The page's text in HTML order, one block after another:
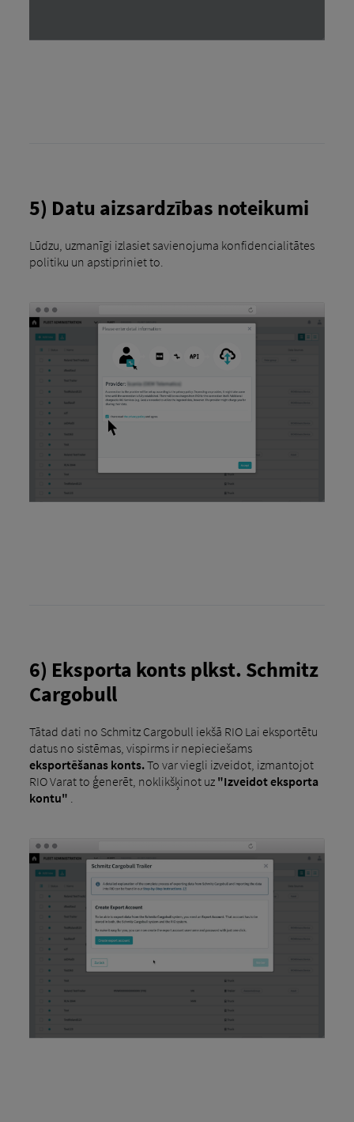
5) Datu aizsardzības noteikumi
Lūdzu, uzmanīgi izlasiet savienojuma konfidencialitātes
politiku un apstipriniet to.
6) Eksporta konts plkst. Schmitz
Cargobull
Tātad dati no Schmitz Cargobull iekšā RIO Lai eksportētu
datus no sistēmas, vispirms ir nepieciešams
eksportēšanas konts.To var viegli izveidot, izmantojot
RIO Varat to ģenerēt, noklikšķinot uz "Izveidot eksporta
kontu" .